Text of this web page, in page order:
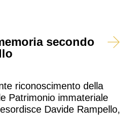
secondo
riconoscimento della
Patrimonio immateriale
Davide Rampello,